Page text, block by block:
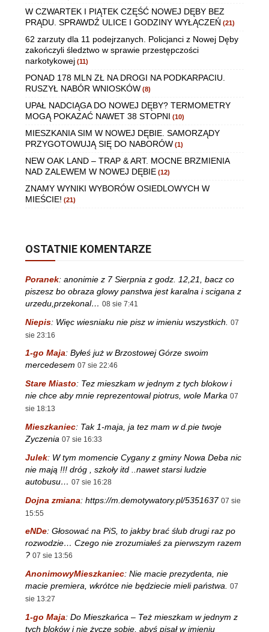
W CZWARTEK I PIĄTEK CZĘŚĆ NOWEJ DĘBY BEZ
PRĄDU. SPRAWDŹ ULICE I GODZINY WYŁĄCZEŃ (21)
62 zarzuty dla 11 podejrzanych. Policjanci z Nowej Dęby
zakończyli śledztwo w sprawie przestępczości
narkotykowej (11)
PONAD 178 MLN ZŁ NA DROGI NA PODKARPACIU.
RUSZYŁ NABÓR WNIOSKÓW (8)
UPAŁ NADCIĄGA DO NOWEJ DĘBY? TERMOMETRY
MOGĄ POKAZAĆ NAWET 38 STOPNI (10)
MIESZKANIA SIM W NOWEJ DĘBIE. SAMORZĄDY
PRZYGOTOWUJĄ SIĘ DO NABORÓW (1)
NEW OAK LAND – TRAP & ART. MOCNE BRZMIENIA
NAD ZALEWEM W NOWEJ DĘBIE (12)
ZNAMY WYNIKI WYBORÓW OSIEDLOWYCH W
MIEŚCIE! (21)
OSTATNIE KOMENTARZE
Poranek: anonimie z 7 Sierpnia z godz. 12,21, bacz co
piszesz bo obraza glowy panstwa jest karalna i scigana z
urzedu,przekonal… 08 sie 7:41
Niepis: Więc wiesniaku nie pisz w imieniu wszystkich.
07
sie 23:16
1-go Maja: Byłeś już w Brzostowej Górze swoim
mercedesem 07 sie 22:46
Stare Miasto: Tez mieszkam w jednym z tych blokow i
nie chce aby mnie reprezentowal piotrus, wole Marka 07
sie 18:13
Mieszkaniec: Tak 1-maja, ja tez mam w d.pie twoje
Zyczenia 07 sie 16:33
Julek: W tym momencie Cygany z gminy Nowa Deba nic
nie mają !!! dróg , szkoły itd ..nawet starsi ludzie
autobusu… 07 sie 16:28
Dojna zmiana: https://m.demotywatory.pl/5351637 07 sie
15:55
eNDe: Głosować na PiS, to jakby brać ślub drugi raz po
rozwodzie… Czego nie zrozumiałeś za pierwszym razem
? 07 sie 13:56
AnonimowyMieszkaniec: Nie macie prezydenta, nie
macie premiera, wkrótce nie będziecie mieli państwa. 07
sie 13:27
1-go Maja: Do Mieszkańca – Też mieszkam w jednym z
tych bloków i nie życzę sobie, abyś pisał w imieniu